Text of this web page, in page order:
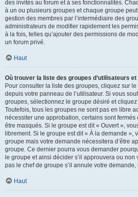
des invités au forum et à ses fonctionnalités.
à un ou plusieurs groupes et chaque groupe
gestion des membres par l’intermédiaire des
administrateurs de modifier rapidement les
à la fois, telles qu’ajouter des permissions de
un forum privé.
Haut
Où trouver la liste des groupes d’utilisateurs
Pour consulter la liste des groupes, cliquez sur le
depuis votre panneau de l’utilisateur. Si vous
groupes, sélectionnez le groupe désiré et
Toutefois, tous les groupes ne sont pas en libre
nécessiter une approbation, certains sont fermés
être masqués. Si le groupe est dit « Ouvert »,
librement. Si le groupe est dit « À la demande »,
groupe mais votre demande nécessitera d’être
groupe. Ce dernier pourra vous demander
le groupe et ainsi décider s’il approuvera ou non
pas le chef de groupe s’il annule votre
Haut